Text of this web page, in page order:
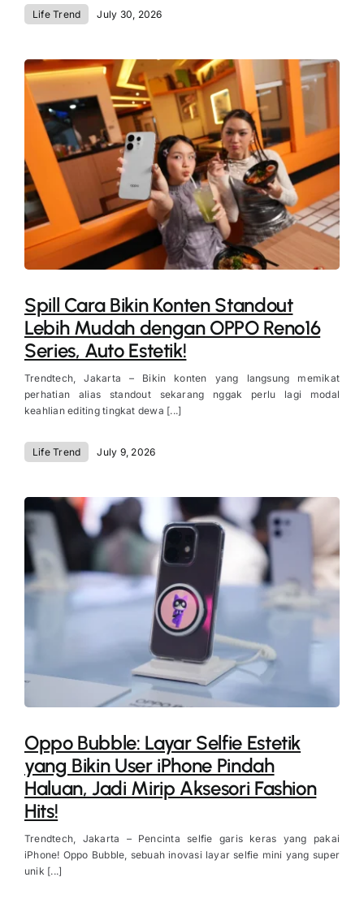
Life Trend July 30, 2026
Spill Cara Bikin Konten Standout
Lebih Mudah dengan OPPO Reno16
Series, Auto Estetik!
Trendtech, Jakarta – Bikin konten yang langsung memikat
perhatian alias standout sekarang nggak perlu lagi modal
keahlian editing tingkat dewa [...]
Life Trend July 9, 2026
Oppo Bubble: Layar Selfie Estetik
yang Bikin User iPhone Pindah
Haluan, Jadi Mirip Aksesori Fashion
Hits!
Trendtech, Jakarta – Pencinta selfie garis keras yang pakai
iPhone! Oppo Bubble, sebuah inovasi layar selfie mini yang super
unik [...]